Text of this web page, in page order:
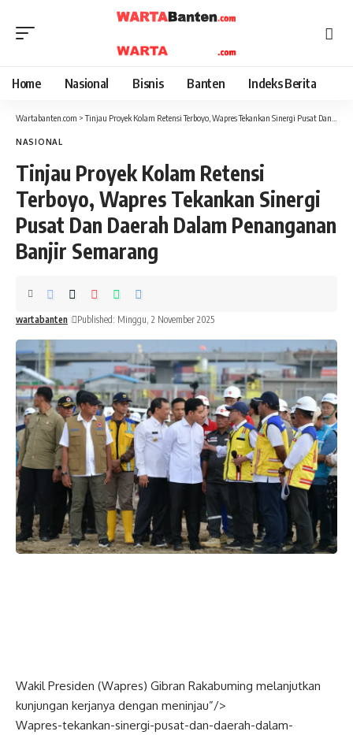
Home Nasional Bisnis Banten Indeks Berita
Wartabanten.com >Tinjau Proyek Kolam Retensi Terboyo, Wapres Tekankan Sinergi Pusat Dan Daerah Dalam Penanganan Banjir Semarang
NASIONAL
Tinjau Proyek Kolam Retensi
Terboyo, Wapres Tekankan Sinergi
Pusat Dan Daerah Dalam Penanganan
Banjir Semarang
wartabanten Published: Minggu, 2 November 2025
Wakil Presiden (Wapres) Gibran Rakabuming melanjutkan
kunjungan kerjanya dengan meninjau”/>
Wapres-tekankan-sinergi-pusat-dan-daerah-dalam-